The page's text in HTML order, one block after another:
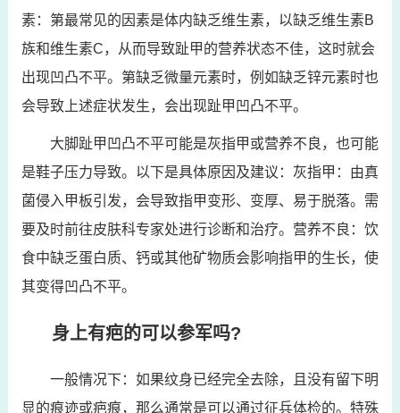
素：第最常见的因素是体内缺乏维生素，以缺乏维生素B
族和维生素C，从而导致趾甲的营养状态不佳，这时就会
出现凹凸不平。第缺乏微量元素时，例如缺乏锌元素时也
会导致上述症状发生，会出现趾甲凹凸不平。
大脚趾甲凹凸不平可能是灰指甲或营养不良，也可能
是鞋子压力导致。以下是具体原因及建议：灰指甲：由真
菌侵入甲板引发，会导致指甲变形、变厚、易于脱落。需
要及时前往皮肤科专家处进行诊断和治疗。营养不良：饮
食中缺乏蛋白质、钙或其他矿物质会影响指甲的生长，使
其变得凹凸不平。
身上有疤的可以参军吗?
一般情况下：如果纹身已经完全去除，且没有留下明
显的痕迹或疤痕，那么通常是可以通过征兵体检的。特殊